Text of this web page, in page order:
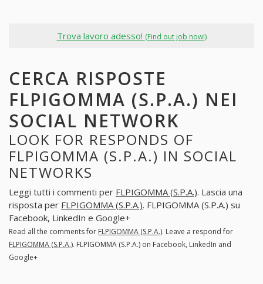
Trova lavoro adesso! (Find out job now!)
CERCA RISPOSTE
FLPIGOMMA (S.P.A.) NEI
SOCIAL NETWORK
LOOK FOR RESPONDS OF
FLPIGOMMA (S.P.A.) IN SOCIAL
NETWORKS
Leggi tutti i commenti per FLPIGOMMA (S.P.A.). Lascia una
risposta per FLPIGOMMA (S.P.A.). FLPIGOMMA (S.P.A.) su
Facebook, LinkedIn e Google+
Read all the comments for FLPIGOMMA (S.P.A.). Leave a respond for
FLPIGOMMA (S.P.A.). FLPIGOMMA (S.P.A.) on Facebook, LinkedIn and
Google+